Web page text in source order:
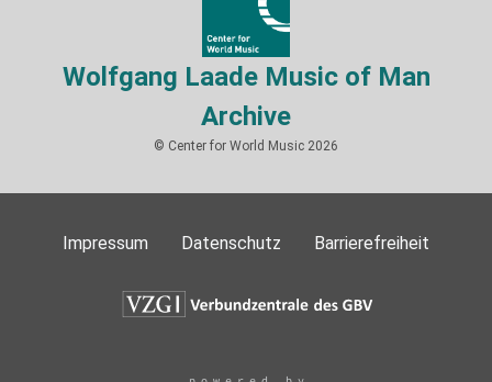
Wolfgang Laade Music of Man
Archive
© Center for World Music 2026
Impressum Datenschutz Barrierefreiheit